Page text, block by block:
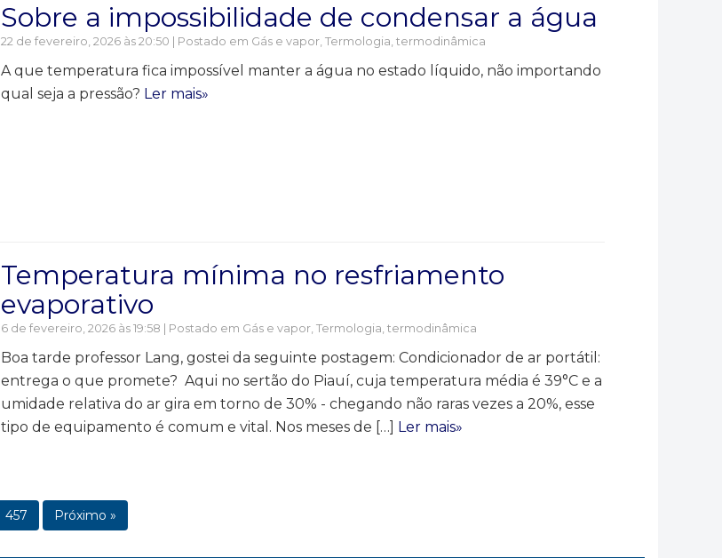
Sobre a impossibilidade de condensar a água
22 de fevereiro, 2026 às 20:50 | Postado em Gás e vapor, Termologia, termodinâmica
A que temperatura fica impossível manter a água no estado líquido, não importando
qual seja a pressão? Ler mais»
Temperatura mínima no resfriamento
evaporativo
6 de fevereiro, 2026 às 19:58 | Postado em Gás e vapor, Termologia, termodinâmica
Boa tarde professor Lang, gostei da seguinte postagem: Condicionador de ar portátil:
entrega o que promete? Aqui no sertão do Piauí, cuja temperatura média é 39°C e a
umidade relativa do ar gira em torno de 30% - chegando não raras vezes a 20%, esse
tipo de equipamento é comum e vital. Nos meses de […] Ler mais»
457 Próximo »